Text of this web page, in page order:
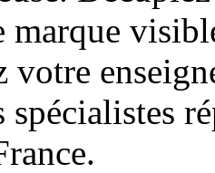
marque
votre